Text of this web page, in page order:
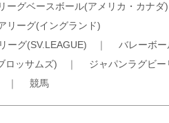
ーグベースボール(アメリカ・カナダ)
リーグ(イングランド)
ーグ(SV.LEAGUE) ｜ バレーボ
ロッサムズ) ｜ ジャパンラグビ
｜ 競馬